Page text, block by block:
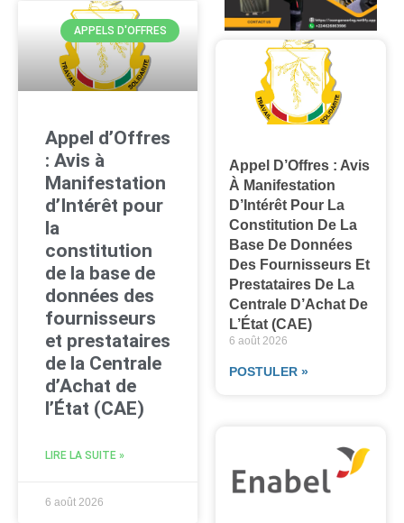
APPELS D'OFFRES
Appel d’Offres
: Avis à
Manifestation
d’Intérêt pour
la
constitution
de la base de
données des
fournisseurs
et prestataires
de la Centrale
d’Achat de
l’État (CAE)
LIRE LA SUITE »
6 août 2026
Appel D’Offres : Avis
À Manifestation
D’Intérêt Pour La
Constitution De La
Base De Données
Des Fournisseurs Et
Prestataires De La
Centrale D’Achat De
L’État (CAE)
6 août 2026
POSTULER »